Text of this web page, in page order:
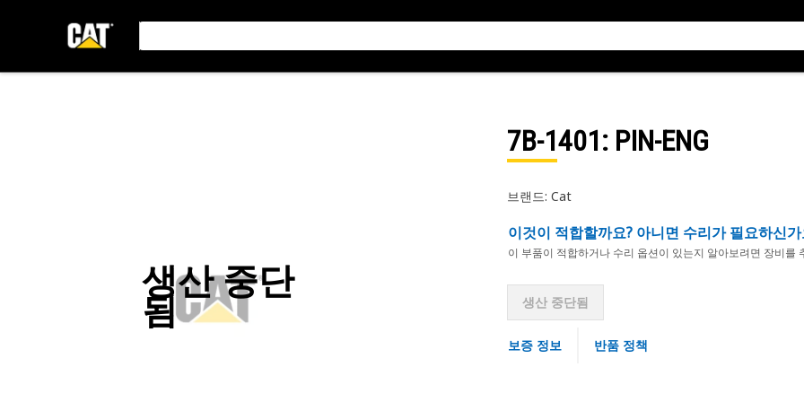
생산 중단
됨
7B-1401: PIN-ENG
브랜드: Cat
이것이 적합할까요? 아니면 수리가 필요하신가
이 부품이 적합하거나 수리 옵션이 있는지 알아보려면 장비를
생산 중단됨
보증 정보 반품 정책